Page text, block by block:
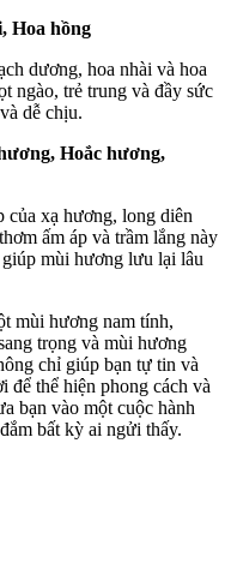
Hoa hồng
dương, hoa nhài và hoa
ngào, trẻ trung và đầy sức
dễ chịu.
Hoắc hương,
xạ hương, long diên
ấm áp và trầm lắng này
mùi hương lưu lại lâu
mùi hương nam tính,
trọng và mùi hương
chỉ giúp bạn tự tin và
để thể hiện phong cách và
bạn vào một cuộc hành
bất kỳ ai ngửi thấy.